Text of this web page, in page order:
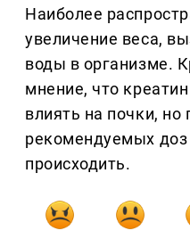
Наиболее
увеличение веса,
воды в организме.
мнение, что
влиять на почки,
рекомендуемых
происходить.